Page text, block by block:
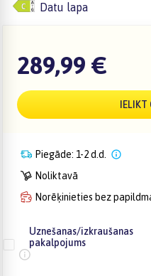
Datu lapa
289,99 €
Piegāde: 1-2 d.d.
Noliktavā
Norēķinieties bez
Uznešanas/izkraušanas
pakalpojums